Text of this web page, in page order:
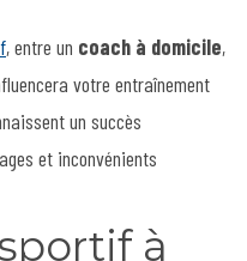
, entre un coach à domicile,
votre entraînement
un succès
et inconvénients
à